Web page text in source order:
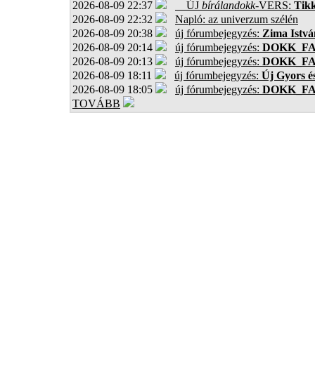
2026-08-09 22:37 ÚJ bírálandokk-VERS:
2026-08-09 22:32
Napló: az univerzum szélén
2026-08-09 20:38
új fórumbejegyzés: Zima
2026-08-09 20:14
új fórumbejegyzés:
2026-08-09 20:13
új fórumbejegyzés:
2026-08-09 18:11
új fórumbejegyzés: Új Gyors
2026-08-09 18:05
új fórumbejegyzés:
TOVÁBB